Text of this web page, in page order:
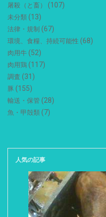
屠殺（と畜） (107)
未分類 (13)
法律・規制 (67)
環境、食糧、持続可能性 (68)
肉用牛 (52)
肉用鶏 (117)
調査 (31)
豚 (155)
輸送・保管 (28)
魚・甲殻類 (7)
人気の記事